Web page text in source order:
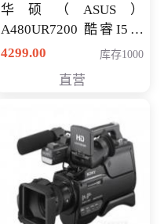
华硕（ASUS）
A480UR7200 酷睿I5超
薄学生办公游戏独显笔
NV930-2G独
4299.00 库存1000
直营